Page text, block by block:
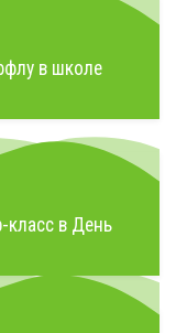
в школе
класс в День